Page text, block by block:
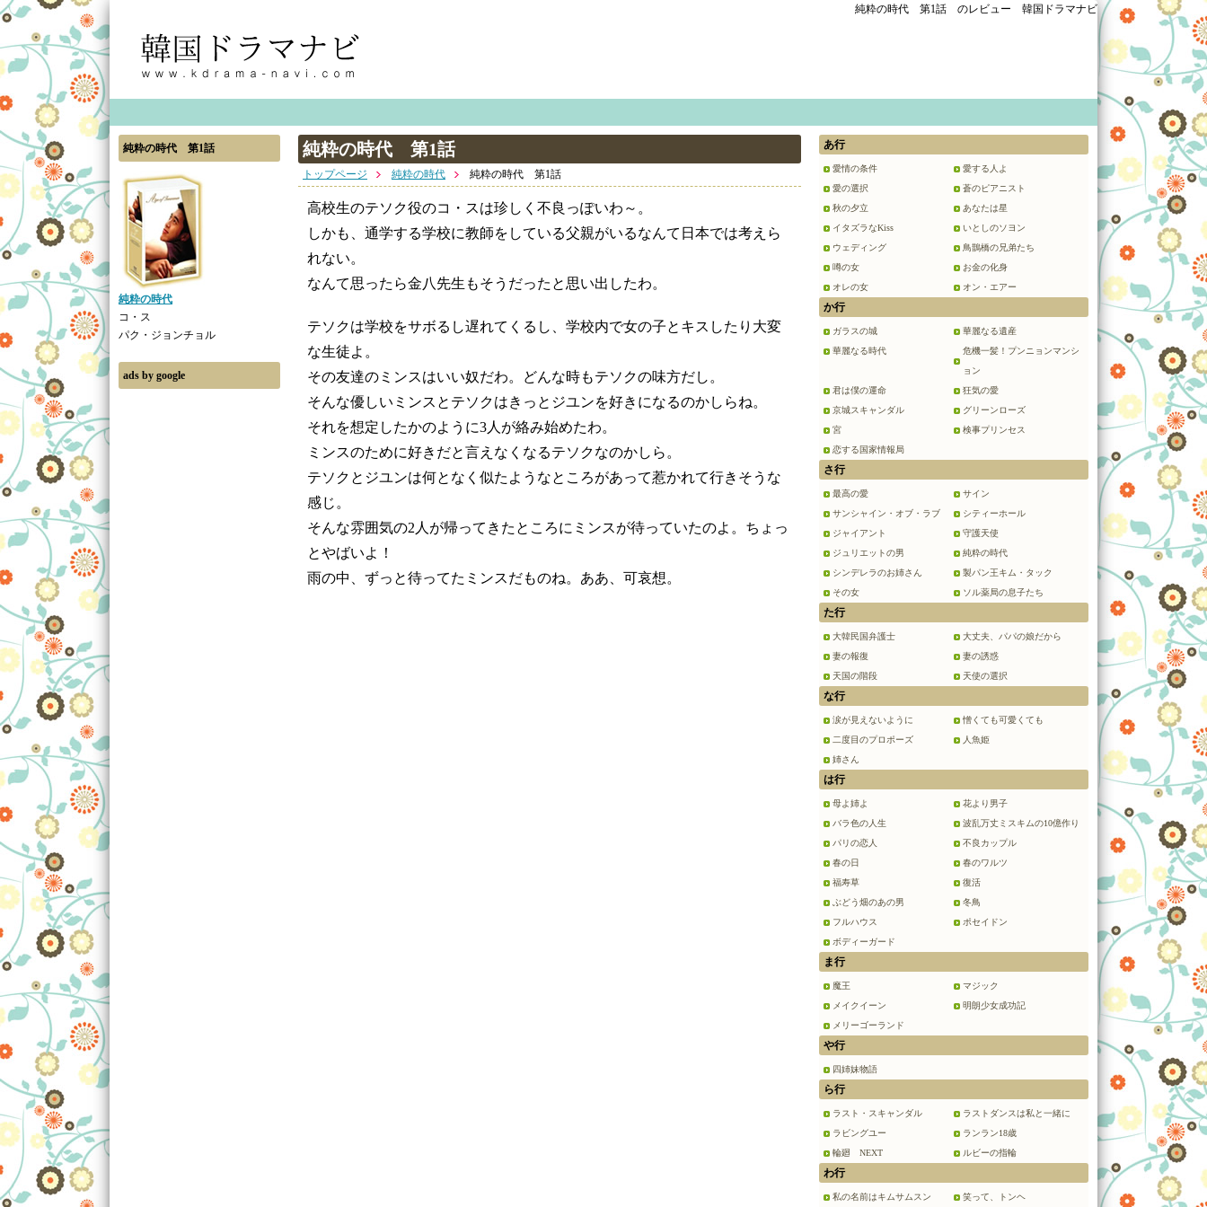
純粋の時代 第1話 のレビュー 韓国ドラマナビ
純粋の時代 第1話
純粋の時代
コ・ス
パク・ジョンチョル
ads by google
純粋の時代 第1話
トップページ 純粋の時代 純粋の時代 第1話
高校生のテソク役のコ・スは珍しく不良っぽいわ～。
しかも、通学する学校に教師をしている父親がいるなんて日本では考えら
れない。
なんて思ったら金八先生もそうだったと思い出したわ。
テソクは学校をサボるし遅れてくるし、学校内で女の子とキスしたり大変
な生徒よ。
その友達のミンスはいい奴だわ。どんな時もテソクの味方だし。
そんな優しいミンスとテソクはきっとジユンを好きになるのかしらね。
それを想定したかのように3人が絡み始めたわ。
ミンスのために好きだと言えなくなるテソクなのかしら。
テソクとジユンは何となく似たようなところがあって惹かれて行きそうな
感じ。
そんな雰囲気の2人が帰ってきたところにミンスが待っていたのよ。ちょっ
とやばいよ！
雨の中、ずっと待ってたミンスだものね。ああ、可哀想。
あ行
愛情の条件
愛する人よ
愛の選択
蒼のピアニスト
秋の夕立
あなたは星
イタズラなKiss
いとしのソヨン
ウェディング
鳥鵲橋の兄弟たち
噂の女
お金の化身
オレの女
オン・エアー
か行
ガラスの城
華麗なる遺産
華麗なる時代
危機一髪！プンニョンマンシ
ョン
君は僕の運命
狂気の愛
京城スキャンダル
グリーンローズ
宮
検事プリンセス
恋する国家情報局
さ行
最高の愛
サイン
サンシャイン・オブ・ラブ
シティーホール
ジャイアント
守護天使
ジュリエットの男
純粋の時代
シンデレラのお姉さん
製パン王キム・タック
その女
ソル薬局の息子たち
た行
大韓民国弁護士
大丈夫、パパの娘だから
妻の報復
妻の誘惑
天国の階段
天使の選択
な行
涙が見えないように
憎くても可愛くても
二度目のプロポーズ
人魚姫
姉さん
は行
母よ姉よ
花より男子
バラ色の人生
波乱万丈ミスキムの10億作り
パリの恋人
不良カップル
春の日
春のワルツ
福寿草
復活
ぶどう畑のあの男
冬鳥
フルハウス
ポセイドン
ボディーガード
ま行
魔王
マジック
メイクイーン
明朗少女成功記
メリーゴーランド
や行
四姉妹物語
ら行
ラスト・スキャンダル
ラストダンスは私と一緒に
ラビングユー
ランラン18歳
輪廻 NEXT
ルビーの指輪
わ行
私の名前はキムサムスン 笑って、トンヘ